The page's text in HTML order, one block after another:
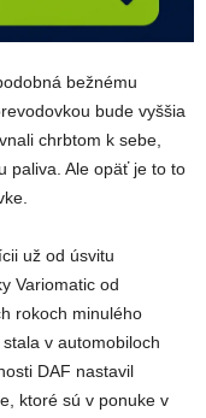
bežnému
bude vyššia
chrbtom k sebe,
paliva. Ale opäť je to to
už od úsvitu
Variomatic od
rokoch minulého
v automobiloch
DAF nastavil
ktoré sú v ponuke v